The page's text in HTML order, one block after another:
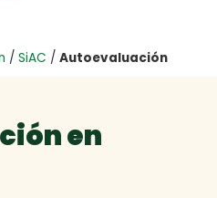
/ SiAC / Autoevaluación
en